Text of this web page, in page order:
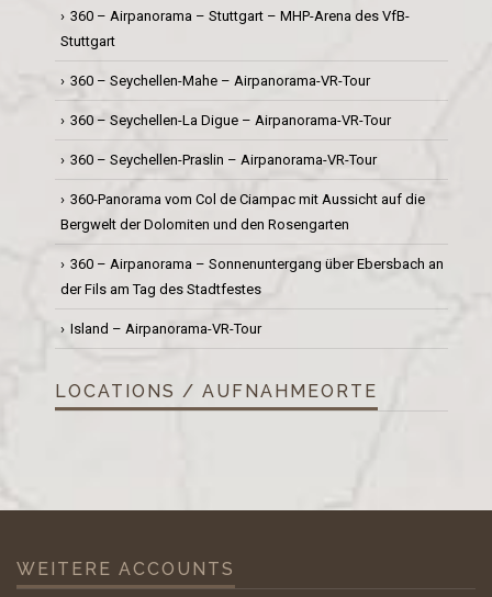
360 – Airpanorama – Stuttgart – MHP-Arena des VfB-
Stuttgart
360 – Seychellen-Mahe – Airpanorama-VR-Tour
360 – Seychellen-La Digue – Airpanorama-VR-Tour
360 – Seychellen-Praslin – Airpanorama-VR-Tour
360-Panorama vom Col de Ciampac mit Aussicht auf die
Bergwelt der Dolomiten und den Rosengarten
360 – Airpanorama – Sonnenuntergang über Ebersbach an
der Fils am Tag des Stadtfestes
Island – Airpanorama-VR-Tour
LOCATIONS / AUFNAHMEORTE
WEITERE ACCOUNTS